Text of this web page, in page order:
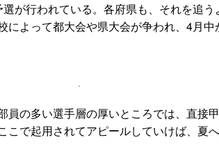
が行われている。各府県も、それを追
よって都大会や県大会が争われ、4月
の多い選手層の厚いところでは、直接
で起用されてアピールしていけば、